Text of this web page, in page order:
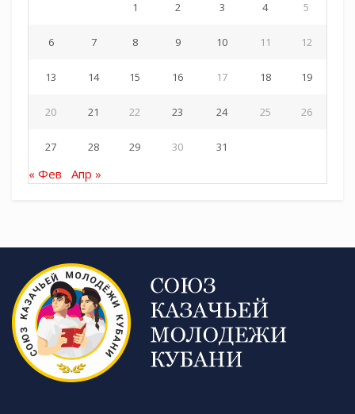
1 2 3 4 5
6 7 8 9 10 11 12
13 14 15 16 17 18 19
20 21 22 23 24 25 26
27 28 29 30 31
« Фев Апр »